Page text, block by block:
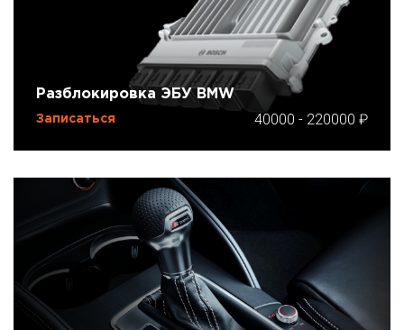
Разблокировка ЭБУ BMW
Записаться 40000 - 220000